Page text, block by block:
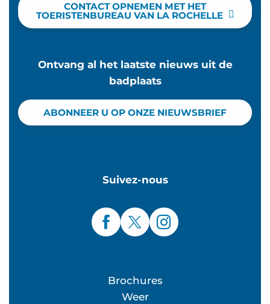
CONTACT OPNEMEN MET HET
TOERISTENBUREAU VAN LA ROCHELLE
Ontvang al het laatste nieuws uit de
badplaats
ABONNEER U OP ONZE NIEUWSBRIEF
Suivez-nous
Brochures
Weer